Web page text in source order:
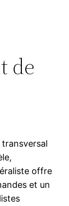
de
transversal
offre
et un